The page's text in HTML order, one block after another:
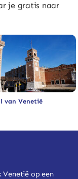
je gratis naar
van Venetië
Venetië op een